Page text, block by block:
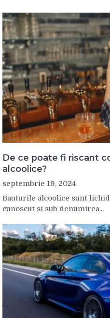
De ce poate fi riscant
alcoolice?
septembrie 19, 2024
Bauturile alcoolice sunt
cunoscut si sub denumirea...